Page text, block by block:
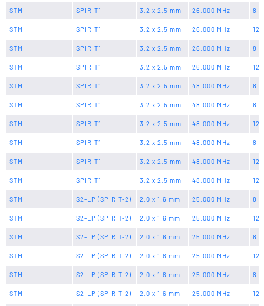
STM SPIRIT1 3.2 x 2.5 mm 26.000 MHz 8
STM SPIRIT1 3.2 x 2.5 mm 26.000 MHz 12
STM SPIRIT1 3.2 x 2.5 mm 26.000 MHz 8
STM SPIRIT1 3.2 x 2.5 mm 26.000 MHz 12
STM SPIRIT1 3.2 x 2.5 mm 48.000 MHz 8
STM SPIRIT1 3.2 x 2.5 mm 48.000 MHz 8
STM SPIRIT1 3.2 x 2.5 mm 48.000 MHz 12
STM SPIRIT1 3.2 x 2.5 mm 48.000 MHz 8
STM SPIRIT1 3.2 x 2.5 mm 48.000 MHz 12
STM SPIRIT1 3.2 x 2.5 mm 48.000 MHz 12
STM S2-LP (SPIRIT-2) 2.0 x 1.6 mm 25.000 MHz 8
STM S2-LP (SPIRIT-2) 2.0 x 1.6 mm 25.000 MHz 12
STM S2-LP (SPIRIT-2) 2.0 x 1.6 mm 25.000 MHz 8
STM S2-LP (SPIRIT-2) 2.0 x 1.6 mm 25.000 MHz 12
STM S2-LP (SPIRIT-2) 2.0 x 1.6 mm 25.000 MHz 8
STM S2-LP (SPIRIT-2) 2.0 x 1.6 mm 25.000 MHz 12